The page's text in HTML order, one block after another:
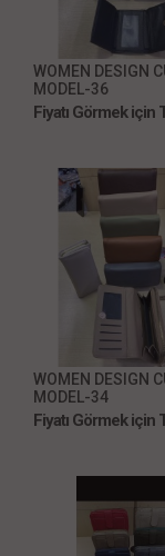
WOMEN DESIGN
MODEL-36
Fiyatı Görmek için
WOMEN DESIGN
MODEL-34
Fiyatı Görmek için